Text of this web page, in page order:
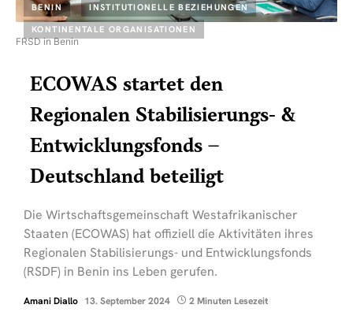
FRSD in Benin
BENIN
INSTITUTIONELLE BEZIEHUNGEN
KONTINENTALE ORGANISATIONEN
ECOWAS startet den
Regionalen Stabilisierungs- &
Entwicklungsfonds –
Deutschland beteiligt
Die Wirtschaftsgemeinschaft Westafrikanischer
Staaten (ECOWAS) hat offiziell die Aktivitäten ihres
Regionalen Stabilisierungs- und Entwicklungsfonds
(RSDF) in Benin ins Leben gerufen.
Amani Diallo 13. September 2024 2 Minuten Lesezeit